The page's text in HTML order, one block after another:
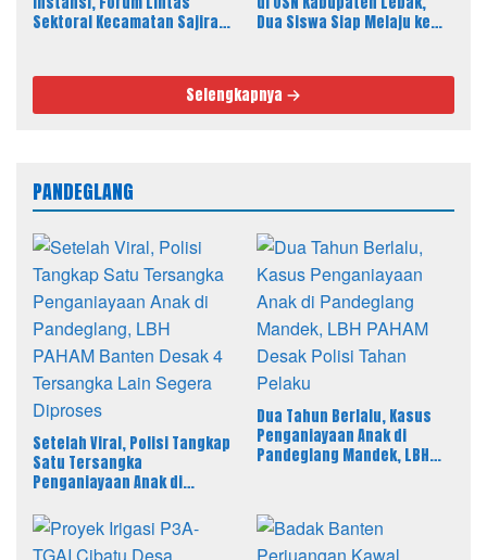
Sektoral Kecamatan Sajira
Dua Siswa Siap Melaju ke
Selengkapnya
PANDEGLANG
Setelah Viral, Polisi Tangkap
Satu Tersangka
Penganiayaan Anak di
Banten Desak 4 Tersangka
Lain Segera Diproses
Dua Tahun Berlalu, Kasus
Penganiayaan Anak di
Pandeglang Mandek, LBH